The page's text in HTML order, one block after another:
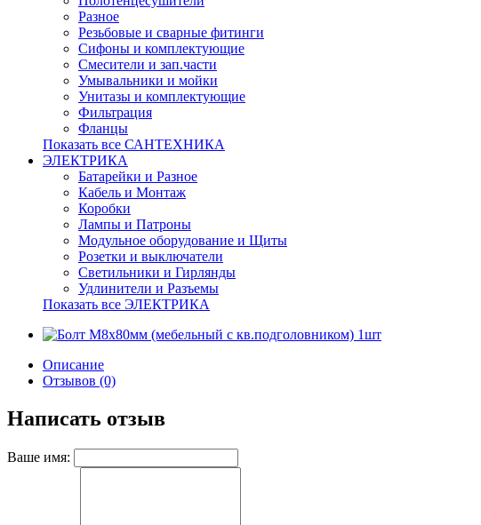
Разное
Резьбовые и сварные фитинги
Сифоны и комплектующие
Смесители и зап.части
Умывальники и мойки
Унитазы и комплектующие
Фильтрация
Фланцы
Показать все САНТЕХНИКА
ЭЛЕКТРИКА
Батарейки и Разное
Кабель и Монтаж
Коробки
Лампы и Патроны
Модульное оборудование и Щиты
Розетки и выключатели
Светильники и Гирлянды
Удлинители и Разъемы
Показать все ЭЛЕКТРИКА
Описание
Отзывов (0)
Написать отзыв
Ваше имя: